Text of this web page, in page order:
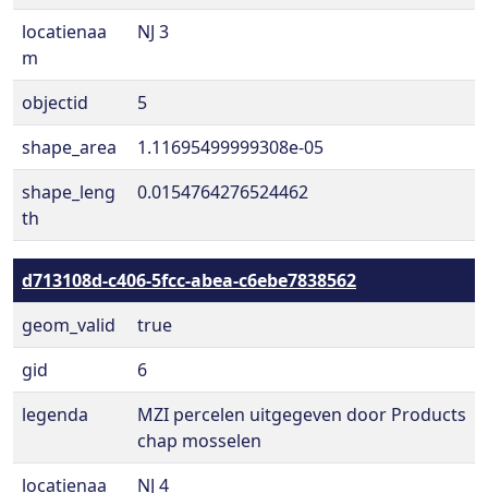
locatienaa
m
NJ 3
objectid
5
shape_area
1.11695499999308e-05
shape_leng
th
0.0154764276524462
d713108d-c406-5fcc-abea-c6ebe7838562
geom_valid
true
gid
6
legenda
MZI percelen uitgegeven door Products
chap mosselen
locatienaa
NJ 4